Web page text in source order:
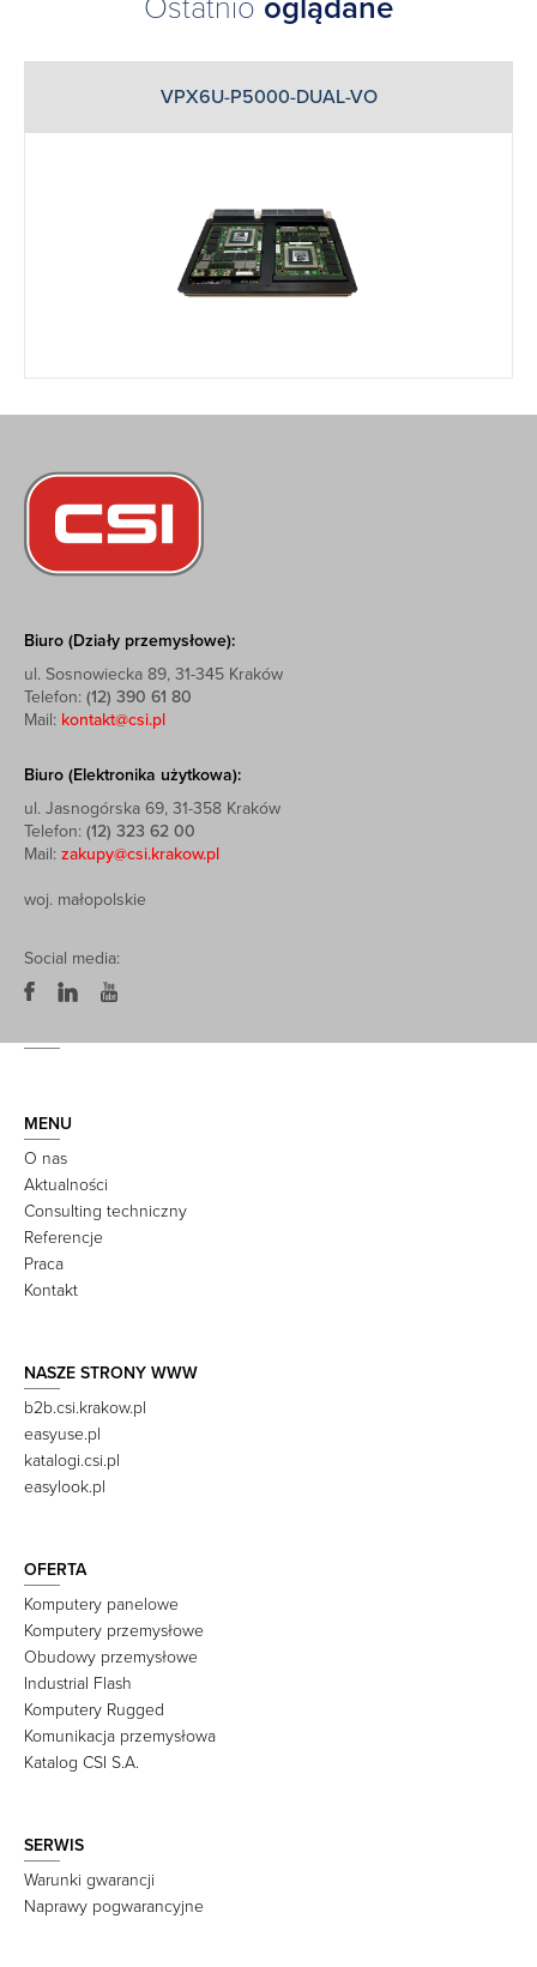
VPX6U-P5000-DUAL-VO
Biuro (Działy przemysłowe):
ul. Sosnowiecka 89, 31-345 Kraków
Telefon: (12) 390 61 80
Mail: kontakt@csi.pl
Biuro (Elektronika użytkowa):
ul. Jasnogórska 69, 31-358 Kraków
Telefon: (12) 323 62 00
Mail: zakupy@csi.krakow.pl
woj. małopolskie
Social media:
MENU
O nas
Aktualności
Consulting techniczny
Referencje
Praca
Kontakt
NASZE STRONY WWW
b2b.csi.krakow.pl
easyuse.pl
katalogi.csi.pl
easylook.pl
OFERTA
Komputery panelowe
Komputery przemysłowe
Obudowy przemysłowe
Industrial Flash
Komputery Rugged
Komunikacja przemysłowa
Katalog CSI S.A.
SERWIS
Warunki gwarancji
Naprawy pogwarancyjne